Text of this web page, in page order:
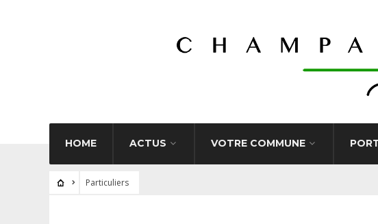
HOME ACTUS VOTRE COMMUNE
Particuliers